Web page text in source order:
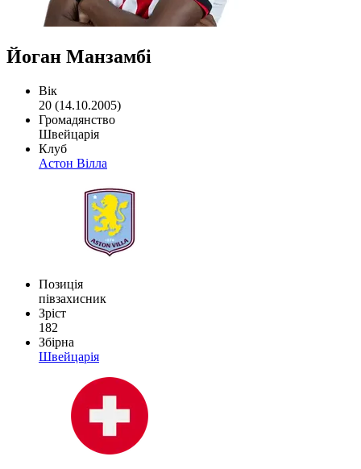
Йоган Манзамбі
Вік
20 (14.10.2005)
Громадянство
Швейцарія
Клуб
Астон Вілла
Позиція
півзахисник
Зріст
182
Збірна
Швейцарія